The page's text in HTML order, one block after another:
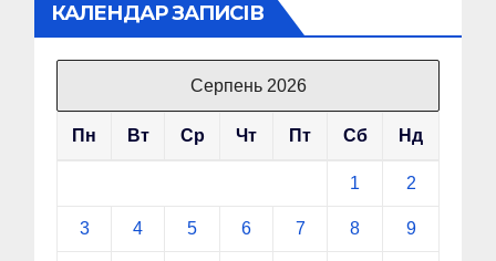
КАЛЕНДАР ЗАПИСІВ
Серпень 2026
Пн Вт Ср Чт Пт Сб Нд
1 2
3 4 5 6 7 8 9